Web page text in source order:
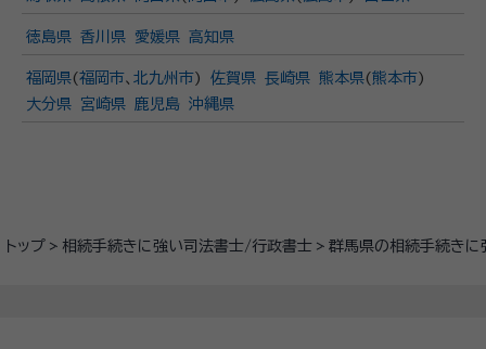
トップ 相続手続きに強い司法書士/行政書士 群馬県の相続手続き
徳島県 香川県 愛媛県 高知県
福岡県(福岡市、 北九州市) 佐賀県 長崎県 熊本県(熊本市)
大分県
宮崎県 鹿児島 沖縄県